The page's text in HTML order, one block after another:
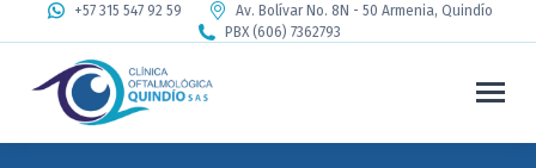
+57 315 547 92 59
Av. Bolívar No. 8N - 50 Armenia, Quindío
PBX (606) 7362793